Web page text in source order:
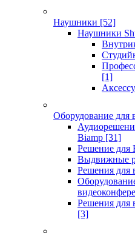
Наушники [52]
Наушники
[1]
Оборудование для
Biamp [31]
Решение для
Выдвижные
Решения для
Решения для
[3]